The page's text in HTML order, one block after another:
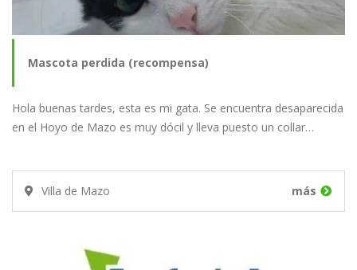
Mascota perdida (recompensa)
Hola buenas tardes, esta es mi gata. Se encuentra desaparecida
en el Hoyo de Mazo es muy dócil y lleva puesto un collar…
Villa de Mazo más